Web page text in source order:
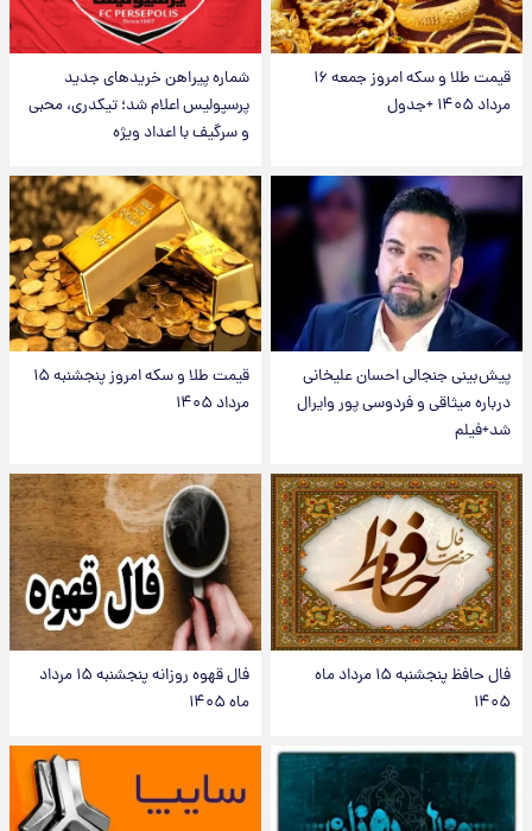
قیمت طلا و سکه امروز جمعه ۱۶
مرداد ۱۴۰۵ +جدول
شماره پیراهن خریدهای جدید
پرسپولیس اعلام شد؛ تیکدری، محبی
و سرگیف با اعداد ویژه
پیش‌بینی جنجالی احسان علیخانی
درباره میثاقی و فردوسی پور وایرال
شد+فیلم
قیمت طلا و سکه امروز پنجشنبه ۱۵
مرداد ۱۴۰۵
فال حافظ پنجشنبه ۱۵ مرداد ماه
۱۴۰۵
فال قهوه روزانه پنجشنبه ۱۵ مرداد
ماه ۱۴۰۵